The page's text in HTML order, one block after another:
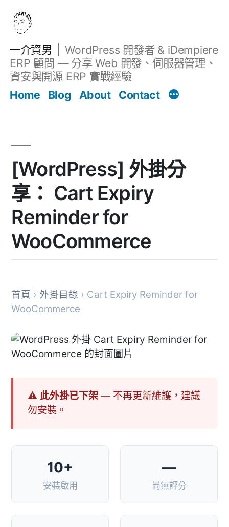
一介資男
WordPress 開發者 & iDempiere
ERP 顧問 — 分享 Web 開發、伺服器管理、
資安與開源 ERP 實戰經驗
Home
Blog About Contact
[WordPress] 外掛分
享： Cart Expiry
Reminder for
WooCommerce
首頁 › 外掛目錄 › Cart Expiry Reminder for
WooCommerce
⚠ 此外掛已下架— 不再更新維護，建議
勿安裝。
10+
安裝啟用
—
尚無評分
文章 Filter